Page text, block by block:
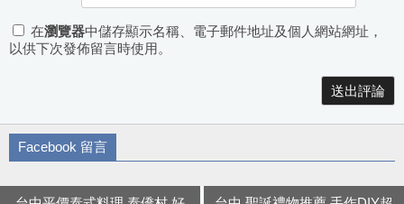
在瀏覽器中儲存顯示名稱、電子郵件地址及個人網站網址，
以供下次發佈留言時使用。
Facebook 留言